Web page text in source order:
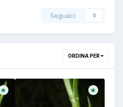
Seguaci 0
ORDINA PER